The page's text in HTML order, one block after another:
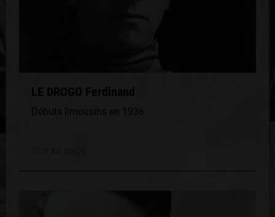
LE DROGO Ferdinand
Débuts limousins en 1936